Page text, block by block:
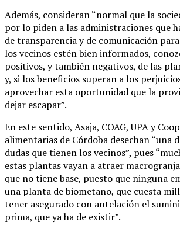
Además, consideran “normal que la
por lo piden a las administraciones que
de transparencia y de comunicación
los vecinos estén bien informados,
positivos, y también negativos, de las
y, si los beneficios superan a los
aprovechar esta oportunidad que la
dejar escapar”.
En este sentido, Asaja, COAG, UPA y
alimentarias de Córdoba desechan “una
dudas que tienen los vecinos”, pues
estas plantas vayan a atraer
que no tiene base, puesto que ninguna
una planta de biometano, que cuesta
tener asegurado con antelación el
prima, que ya ha de existir”.